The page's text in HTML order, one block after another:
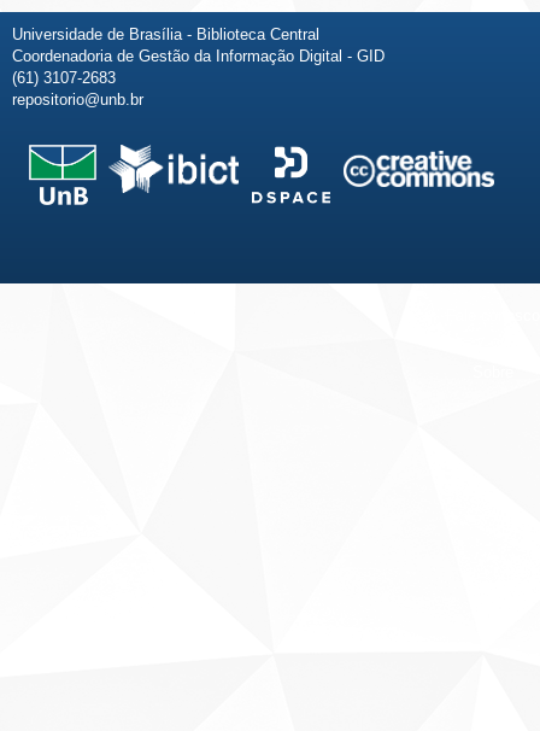
Universidade de Brasília - Biblioteca Central
Coordenadoria de Gestão da Informação Digital - GID
(61) 3107-2683
repositorio@unb.br